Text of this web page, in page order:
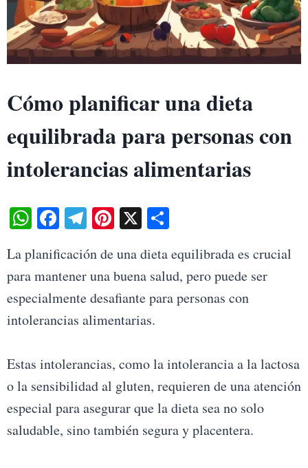
Cómo planificar una dieta
equilibrada para personas con
intolerancias alimentarias
W
ts
A
pp
Fa
bo
ok
Te
gr
a
m
Pi
er
es
t
X S
re
La planificación de una dieta equilibrada es crucial
para mantener una buena salud, pero puede ser
especialmente desafiante para personas con
intolerancias alimentarias.
Estas intolerancias, como la intolerancia a la lactosa
o la sensibilidad al gluten, requieren de una atención
especial para asegurar que la dieta sea no solo
saludable, sino también segura y placentera.